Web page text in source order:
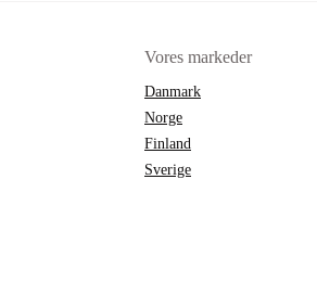
Vores markeder
Danmark
Norge
Finland
Sverige